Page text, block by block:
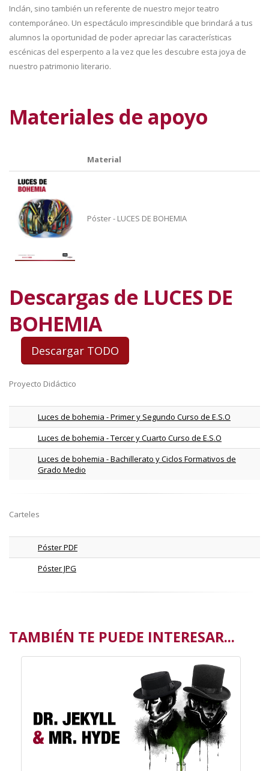
Inclán, sino también un referente de nuestro mejor teatro
contemporáneo. Un espectáculo imprescindible que brindará a tus
alumnos la oportunidad de poder apreciar las características
escénicas del esperpento a la vez que les descubre esta joya de
nuestro patrimonio literario.
Materiales de apoyo
Material
Póster - LUCES DE BOHEMIA
Descargas de LUCES DE
BOHEMIA
Proyecto Didáctico
Luces de bohemia - Primer y Segundo Curso de E.S.O
Luces de bohemia - Tercer y Cuarto Curso de E.S.O
Luces de bohemia - Bachillerato y Ciclos Formativos de
Grado Medio
Carteles
Póster PDF
Póster JPG
TAMBIÉN TE PUEDE INTERESAR...